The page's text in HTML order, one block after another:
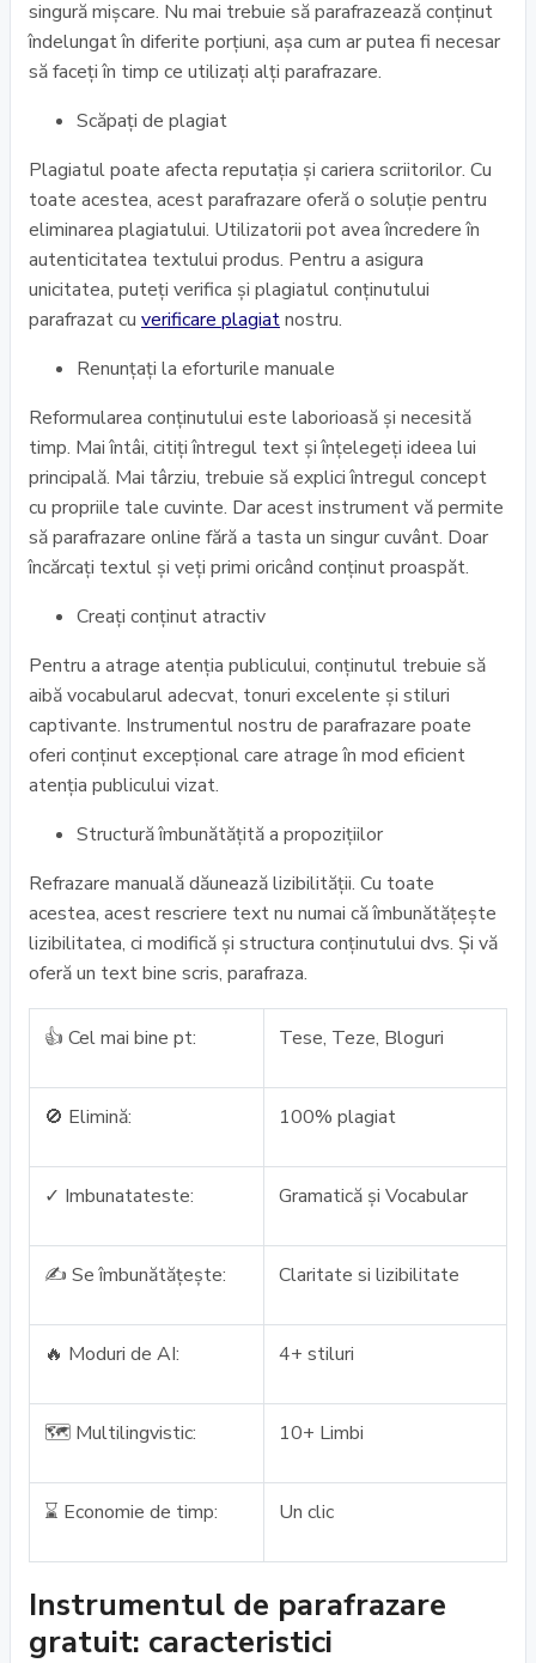
singură mișcare. Nu mai trebuie să parafrazează conținut
îndelungat în diferite porțiuni, așa cum ar putea fi necesar
să faceți în timp ce utilizați alți parafrazare.
Scăpați de plagiat
Plagiatul poate afecta reputația și cariera scriitorilor. Cu
toate acestea, acest parafrazare oferă o soluție pentru
eliminarea plagiatului. Utilizatorii pot avea încredere în
autenticitatea textului produs. Pentru a asigura
unicitatea, puteți verifica și plagiatul conținutului
parafrazat cu verificare plagiatnostru.
Renunțați la eforturile manuale
Reformularea conținutului este laborioasă și necesită
timp. Mai întâi, citiți întregul text și înțelegeți ideea lui
principală. Mai târziu, trebuie să explici întregul concept
cu propriile tale cuvinte. Dar acest instrument vă permite
să parafrazare online fără a tasta un singur cuvânt. Doar
încărcați textul și veți primi oricând conținut proaspăt.
Creați conținut atractiv
Pentru a atrage atenția publicului, conținutul trebuie să
aibă vocabularul adecvat, tonuri excelente și stiluri
captivante. Instrumentul nostru de parafrazare poate
oferi conținut excepțional care atrage în mod eficient
atenția publicului vizat.
Structură îmbunătățită a propozițiilor
Refrazare manuală dăunează lizibilității. Cu toate
acestea, acest rescriere text nu numai că îmbunătățește
lizibilitatea, ci modifică și structura conținutului dvs. Și vă
oferă un text bine scris, parafraza.
👍 Cel mai bine pt: Tese, Teze, Bloguri
🚫 Elimină: 100% plagiat
✓ Imbunatateste: Gramatică și Vocabular
✍️ Se îmbunătățește: Claritate si lizibilitate
🔥 Moduri de AI: 4+ stiluri
🗺️ Multilingvistic: 10+ Limbi
⌛ Economie de timp: Un clic
Instrumentul de parafrazare
gratuit: caracteristici